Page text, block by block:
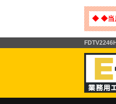
◆ ◆当